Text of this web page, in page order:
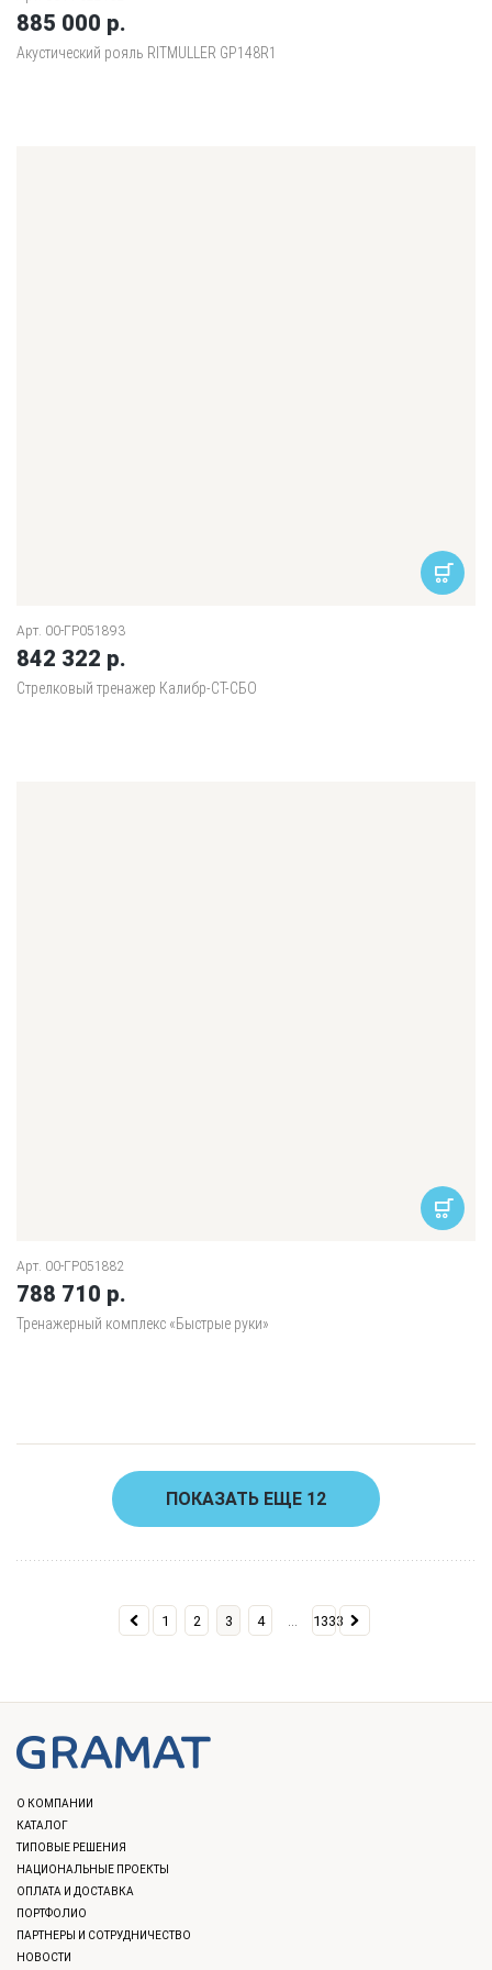
885 000 р.
Акустический рояль RITMULLER GP148R1
Арт. 00-ГР051893
842 322 р.
Стрелковый тренажер Калибр-СТ-СБО
Арт. 00-ГР051882
788 710 р.
Тренажерный комплекс «Быстрые руки»
ПОКАЗАТЬ ЕЩЕ 12
1 2 3 4 ... 1333
О КОМПАНИИ
КАТАЛОГ
ТИПОВЫЕ РЕШЕНИЯ
НАЦИОНАЛЬНЫЕ ПРОЕКТЫ
ОПЛАТА И ДОСТАВКА
ПОРТФОЛИО
ПАРТНЕРЫ И СОТРУДНИЧЕСТВО
НОВОСТИ